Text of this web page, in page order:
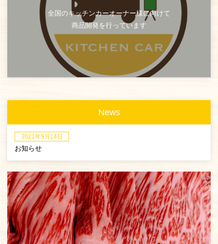
全国のキッチンカーオーナー様に向けて
商品開発を行っています
News
2021年9月14日
お知らせ